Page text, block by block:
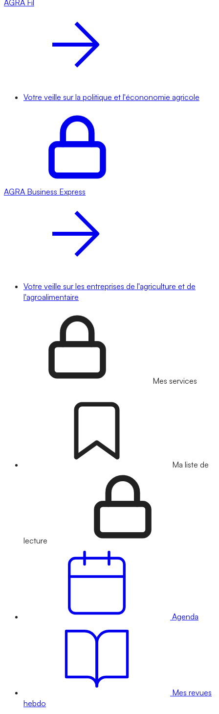
AGRA Fil
Votre veille sur la politique et l'écononomie agricole
AGRA Business Express
Votre veille sur les entreprises de l'agriculture et de
l'agroalimentaire
Mes services
Ma liste de
lecture
Agenda
Mes revues
hebdo